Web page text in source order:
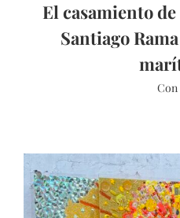
El casamiento
Santiago
Con